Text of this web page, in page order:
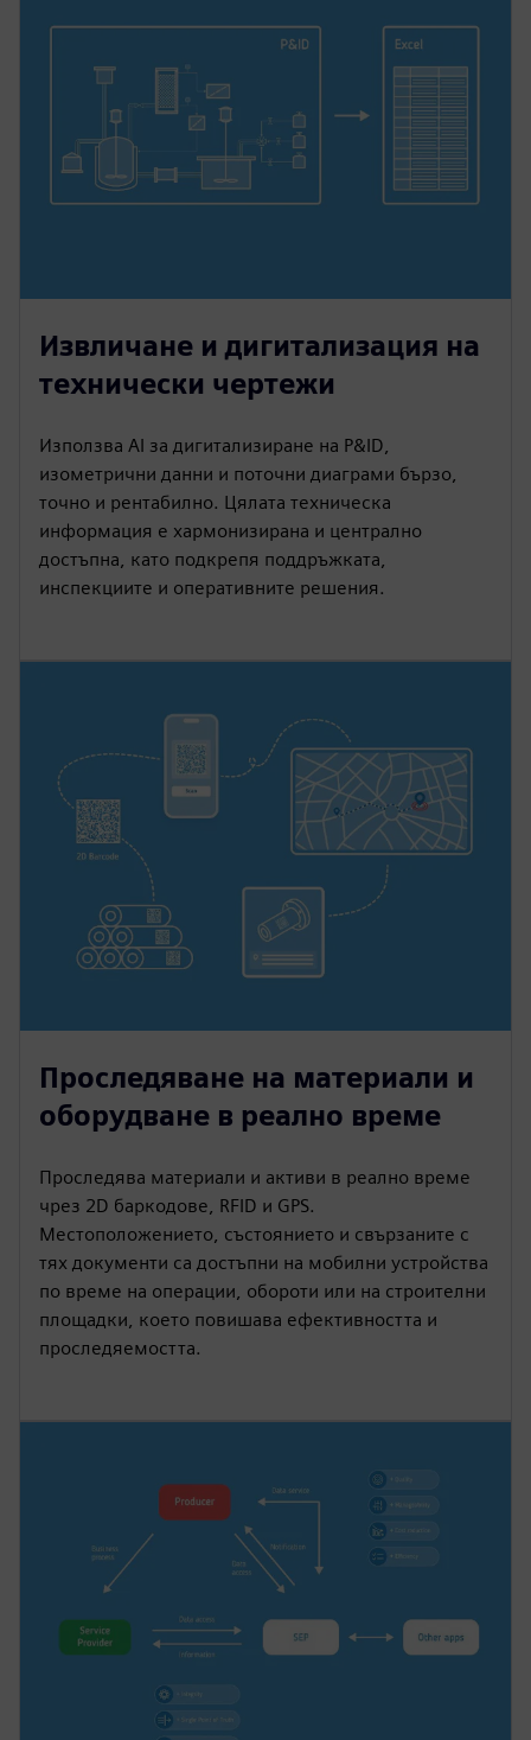
Извличане и дигитализация на
технически чертежи
Използва AI за дигитализиране на P&ID,
изометрични данни и поточни диаграми бързо,
точно и рентабилно. Цялата техническа
информация е хармонизирана и централно
достъпна, като подкрепя поддръжката,
инспекциите и оперативните решения.
Проследяване на материали и
оборудване в реално време
Проследява материали и активи в реално време
чрез 2D баркодове, RFID и GPS.
Местоположението, състоянието и свързаните с
тях документи са достъпни на мобилни устройства
по време на операции, обороти или на строителни
площадки, което повишава ефективността и
проследяемостта.